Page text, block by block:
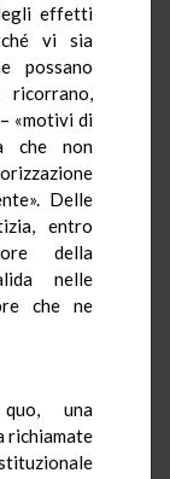
effetti
vi sia
possano
«motivi di
che non
Delle
entro
della
nelle
che ne
una
richiamate